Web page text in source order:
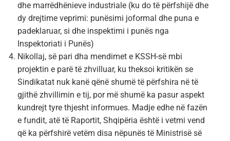
dhe marrëdhënieve industriale (ku do të përfshijë dhe
dy drejtime veprimi: punësimi joformal dhe puna e
padeklaruar, si dhe inspektimi i punës nga
Inspektoriati i Punës)
Nikollaj, së pari dha mendimet e KSSH-së mbi
projektin e parë të zhvilluar, ku theksoi kritikën se
Sindikatat nuk kanë qënë shumë të përfshira në të
gjithë zhvillimin e tij, por më shumë ka pasur aspekt
kundrejt tyre thjesht informues. Madje edhe në fazën
e fundit, atë të Raportit, Shqipëria është i vetmi vend
që ka përfshirë vetëm disa nëpunës të Ministrisë së